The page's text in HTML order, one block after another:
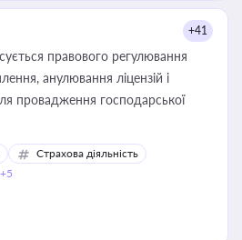
+41
правового регулювання
анулювання ліцензій і
провадження господарської
Страхова діяльність
+5